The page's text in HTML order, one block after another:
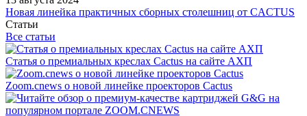
Новая линейка практичных сборных столешниц от CACTUS
Статьи
Все статьи
Статья о премиальных креслах Cactus на сайте АХП
Zoom.cnews о новой линейке проекторов Cactus